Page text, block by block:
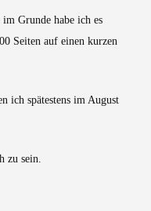
Grunde habe ich es
Seiten auf einen kurzen
ich spätestens im August
zu sein.